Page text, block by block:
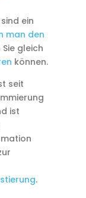
ein
man den
Sie gleich
können.
seit
ist
.